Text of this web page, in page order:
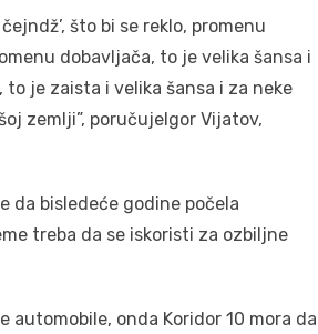
što bi se reklo, promenu
dobavljača, to je velika šansa i
je zaista i velika šansa i za neke
zemlji”, poručujeIgor Vijatov,
da bisledeće godine počela
treba da se iskoristi za ozbiljne
onda Koridor 10 mora da